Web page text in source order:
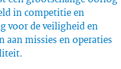
in competitie en
voor de veiligheid en
aan missies en operaties